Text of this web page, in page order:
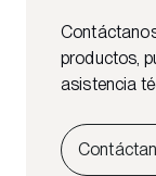
productos,
asistencia